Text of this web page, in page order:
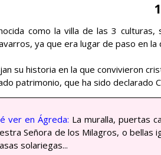
como la villa de las 3
ya que era lugar de paso en
su historia en la que convivieron
patrimonio, que ha sido declarado
ver en Ágreda: La muralla, puertas
Señora de los Milagros, o bellas
solariegas...